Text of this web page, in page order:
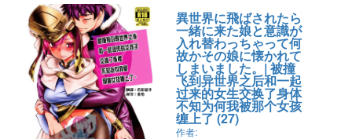
異世界に飛ばされたら
一緒に来た娘と意識が
入れ替わっちゃって何
故かその娘に懐かれて
しまいました。| 被撞
飞到异世界之后和一起
过来的女生交换了身体
不知为何我被那个女孩
缠上了 (27)
作者: